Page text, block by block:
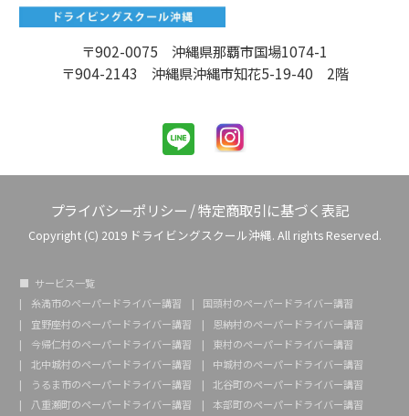
〒902-0075 沖縄県那覇市国場1074-1
〒904-2143 沖縄県沖縄市知花5-19-40 2階
プライバシーポリシー /特定商取引に基づく表記
Copyright (C) 2019 ドライビングスクール沖縄. All rights Reserved.
サービス一覧
糸満市のペーパードライバー講習
国頭村のペーパードライバー講習
宜野座村のペーパードライバー講習
恩納村のペーパードライバー講習
今帰仁村のペーパードライバー講習
東村のペーパードライバー講習
北中城村のペーパードライバー講習
中城村のペーパードライバー講習
うるま市のペーパードライバー講習
北谷町のペーパードライバー講習
八重瀬町のペーパードライバー講習
本部町のペーパードライバー講習